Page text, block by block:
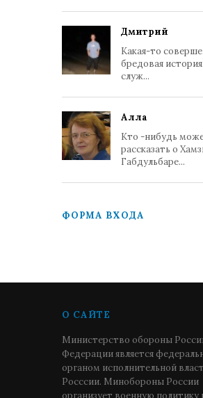
Дмитрий
Какая-то
бредовая
служ...
Алла
Кто -нибудь
рассказать о
Габдульбаре...
ФОРМА ВХОДА
О САЙТЕ
Министерство обороны
Федерации является
органом исполнительной
Росссии. Минобороны России
организует военную политику